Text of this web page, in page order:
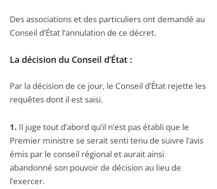
Des associations et des particuliers ont demandé au
Conseil d’État l’annulation de ce décret.
La décision du Conseil d’État :
Par la décision de ce jour, le Conseil d’État rejette les
requêtes dont il est saisi.
1. Il juge tout d’abord qu’il n’est pas établi que le
Premier ministre se serait senti tenu de suivre l’avis
émis par le conseil régional et aurait ainsi
abandonné son pouvoir de décision au lieu de
l’exercer.